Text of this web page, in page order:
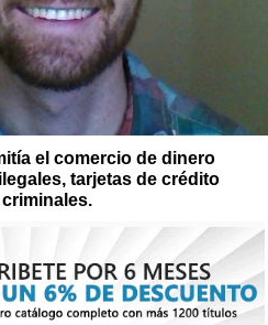
el comercio de dinero
tarjetas de crédito